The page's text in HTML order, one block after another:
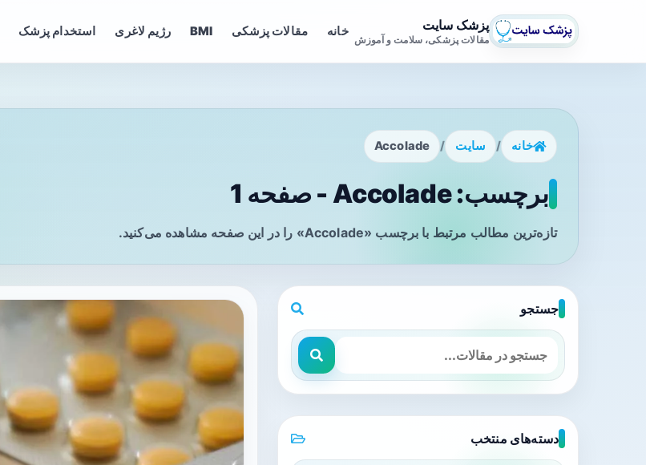
پزشک سایت
مقالات پزشکی، سلامت و آموزش
خانه مقالات پزشکی BMI رژیم لاغری استخدام پزشک
خانه / سایت /
Accolade
برچسب: Accolade - صفحه 1
تازه‌ترین مطالب مرتبط با برچسب «Accolade» را در این صفحه مشاهده می‌کنید.
جستجو
دسته‌های منتخب